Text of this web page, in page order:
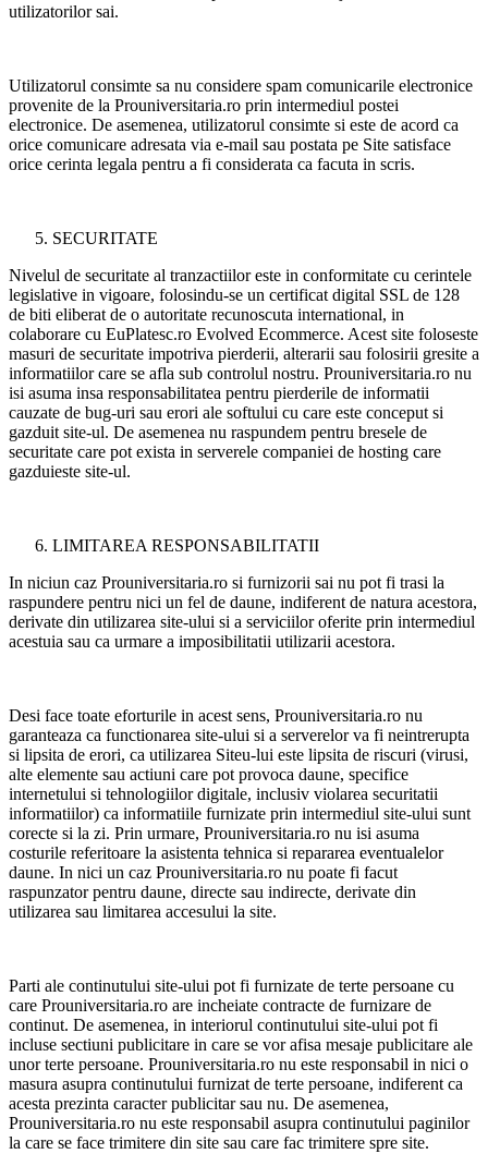
utilizatorilor sai.
Utilizatorul consimte sa nu considere spam comunicarile electronice
provenite de la Prouniversitaria.ro prin intermediul postei
electronice. De asemenea, utilizatorul consimte si este de acord ca
orice comunicare adresata via e-mail sau postata pe Site satisface
orice cerinta legala pentru a fi considerata ca facuta in scris.
SECURITATE
Nivelul de securitate al tranzactiilor este in conformitate cu cerintele
legislative in vigoare, folosindu-se un certificat digital SSL de 128
de biti eliberat de o autoritate recunoscuta international, in
colaborare cu EuPlatesc.ro Evolved Ecommerce. Acest site foloseste
masuri de securitate impotriva pierderii, alterarii sau folosirii gresite a
informatiilor care se afla sub controlul nostru. Prouniversitaria.ro nu
isi asuma insa responsabilitatea pentru pierderile de informatii
cauzate de bug-uri sau erori ale softului cu care este conceput si
gazduit site-ul. De asemenea nu raspundem pentru bresele de
securitate care pot exista in serverele companiei de hosting care
gazduieste site-ul.
LIMITAREA RESPONSABILITATII
In niciun caz Prouniversitaria.ro si furnizorii sai nu pot fi trasi la
raspundere pentru nici un fel de daune, indiferent de natura acestora,
derivate din utilizarea site-ului si a serviciilor oferite prin intermediul
acestuia sau ca urmare a imposibilitatii utilizarii acestora.
Desi face toate eforturile in acest sens, Prouniversitaria.ro nu
garanteaza ca functionarea site-ului si a serverelor va fi neintrerupta
si lipsita de erori, ca utilizarea Siteu-lui este lipsita de riscuri (virusi,
alte elemente sau actiuni care pot provoca daune, specifice
internetului si tehnologiilor digitale, inclusiv violarea securitatii
informatiilor) ca informatiile furnizate prin intermediul site-ului sunt
corecte si la zi. Prin urmare, Prouniversitaria.ro nu isi asuma
costurile referitoare la asistenta tehnica si repararea eventualelor
daune. In nici un caz Prouniversitaria.ro nu poate fi facut
raspunzator pentru daune, directe sau indirecte, derivate din
utilizarea sau limitarea accesului la site.
Parti ale continutului site-ului pot fi furnizate de terte persoane cu
care Prouniversitaria.ro are incheiate contracte de furnizare de
continut. De asemenea, in interiorul continutului site-ului pot fi
incluse sectiuni publicitare in care se vor afisa mesaje publicitare ale
unor terte persoane. Prouniversitaria.ro nu este responsabil in nici o
masura asupra continutului furnizat de terte persoane, indiferent ca
acesta prezinta caracter publicitar sau nu. De asemenea,
Prouniversitaria.ro nu este responsabil asupra continutului paginilor
la care se face trimitere din site sau care fac trimitere spre site.